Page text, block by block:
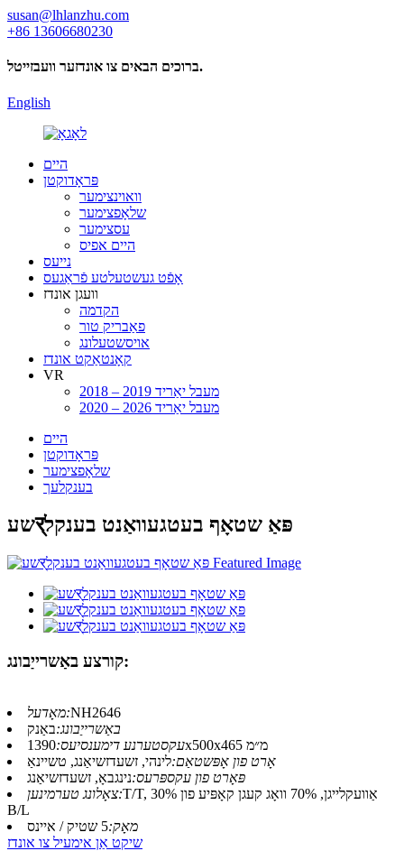
susan@lhlanzhu.com
+86 13606680230
ברוכים הבאים צו אונדזער וועבזייטל.
English
היים
פּראָדוקטן
וואוינצימער
שלאָפצימער
עסצימער
היים אפיס
נייעס
אָפֿט געשטעלטע פֿראַגעס
וועגן אונדז
הקדמה
פאַבריק טור
אויסשטעלונג
קאָנטאַקט אונדז
VR
2018 – 2019 מעבל יאַריד
2020 – 2026 מעבל יאַריד
היים
פּראָדוקטן
שלאָפצימער
בענקלעך
שעर्פּאַ שטאָף בעטגעוואַנט בענקל
קורצע באַשרייַבונג:
מאָדעל:NH2646
באַשרייַבונג:באַנק
עקסטערנע דימענסיעס:
1390x500x465 מ״מ
אָרט פון אָפּשטאַם:לינהי, זשעדזשיאַנג, טשיינאַ
פּאָרט פון עקספּרעס:נינגבאָ, זשעדזשיאַנג
צאָלונג טערמינען:T/T, 30% אַוועקלייגן, 70% וואָג קעגן קאָפּיע פון ​​
B/L
מאָק:5 שטיק / איינס
שיקט אַן אימעיל צו אונדז